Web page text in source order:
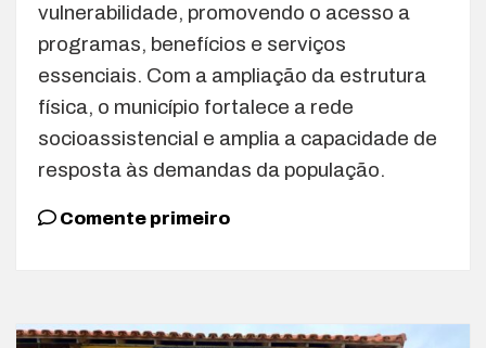
vulnerabilidade, promovendo o acesso a
programas, benefícios e serviços
essenciais. Com a ampliação da estrutura
física, o município fortalece a rede
socioassistencial e amplia a capacidade de
resposta às demandas da população.
Comente primeiro